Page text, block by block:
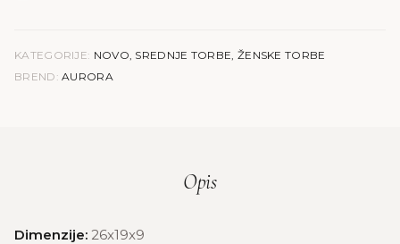
KATEGORIJE: NOVO, SREDNJE TORBE, ŽENSKE TORBE
BREND: AURORA
Opis
Dimenzije: 26x19x9